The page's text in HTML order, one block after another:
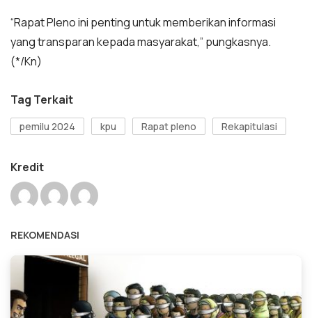
“Rapat Pleno ini penting untuk memberikan informasi
yang transparan kepada masyarakat,” pungkasnya.
(*/Kn)
Tag Terkait
pemilu 2024 kpu Rapat pleno Rekapitulasi
Kredit
REKOMENDASI